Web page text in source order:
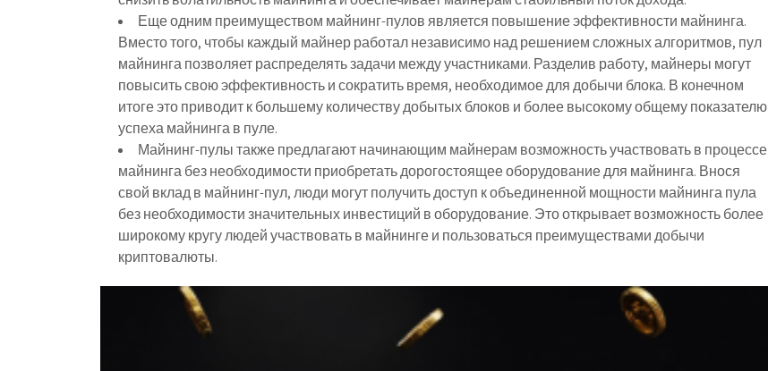
Еще одним преимуществом майнинг-пулов является повышение эффективности майнинга.
Вместо того, чтобы каждый майнер работал независимо над решением сложных алгоритмов, пул
майнинга позволяет распределять задачи между участниками. Разделив работу, майнеры могут
повысить свою эффективность и сократить время, необходимое для добычи блока. В конечном
итоге это приводит к большему количеству добытых блоков и более высокому общему показателю
успеха майнинга в пуле.
Майнинг-пулы также предлагают начинающим майнерам возможность участвовать в процессе
майнинга без необходимости приобретать дорогостоящее оборудование для майнинга. Внося
свой вклад в майнинг-пул, люди могут получить доступ к объединенной мощности майнинга пула
без необходимости значительных инвестиций в оборудование. Это открывает возможность более
широкому кругу людей участвовать в майнинге и пользоваться преимуществами добычи
криптовалюты.